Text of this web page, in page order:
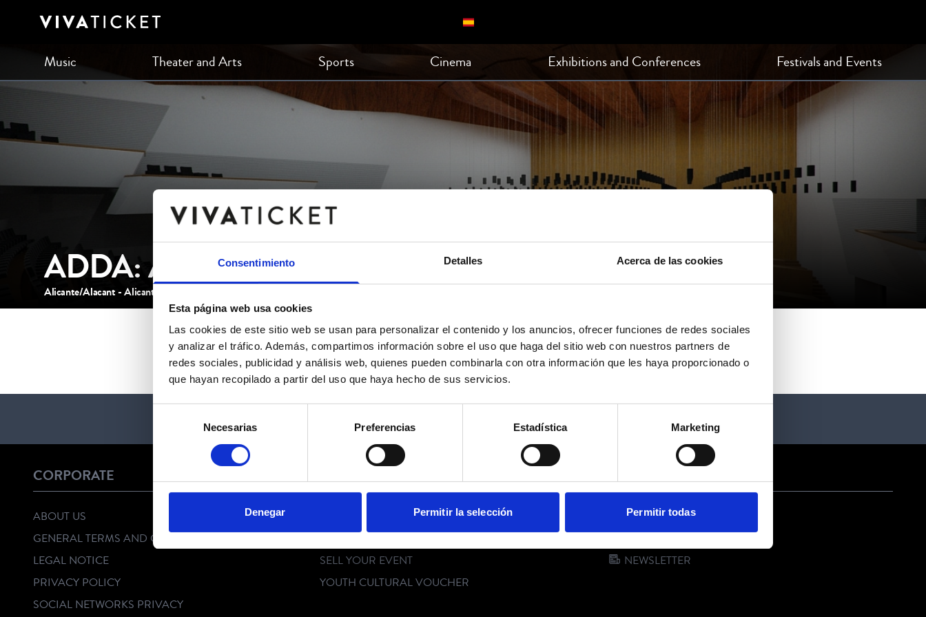
Consentimiento Detalles Acerca de las cookies
Esta página web usa cookies
Las cookies de este sitio web se usan para personalizar el contenido y los anuncios, ofrecer funciones de redes sociales
y analizar el tráfico. Además, compartimos información sobre el uso que haga del sitio web con nuestros partners de
redes sociales, publicidad y análisis web, quienes pueden combinarla con otra información que les haya proporcionado o
que hayan recopilado a partir del uso que haya hecho de sus servicios.
consentimiento
Necesarias Preferencias Estadística Marketing
Denegar Permitir la selección Permitir todas
Music Theater and Arts Sports Cinema Exhibitions and Conferences Festivals and Events
ADDA: Auditorio de la Diputación de Alicante
Alicante/Alacant - Alicante/Alacant
No events available
CORPORATE
ABOUT US
GENERAL TERMS AND CONDITIONS
LEGAL NOTICE
PRIVACY POLICY
SOCIAL NETWORKS PRIVACY
SELL YOUR EVENT
YOUTH CULTURAL VOUCHER
E-MAIL
NEWSLETTER